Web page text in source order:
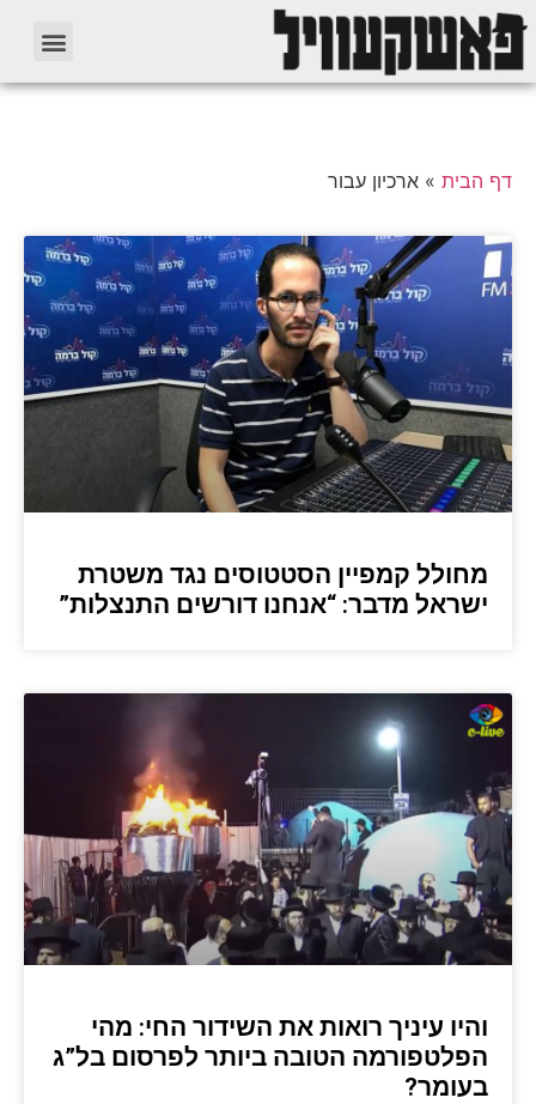
דף הבית » ארכיון עבור
מחולל קמפיין הסטטוסים נגד משטרת
ישראל מדבר: “אנחנו דורשים התנצלות”
והיו עיניך רואות את השידור החי: מהי
הפלטפורמה הטובה ביותר לפרסום בל”ג
בעומר?